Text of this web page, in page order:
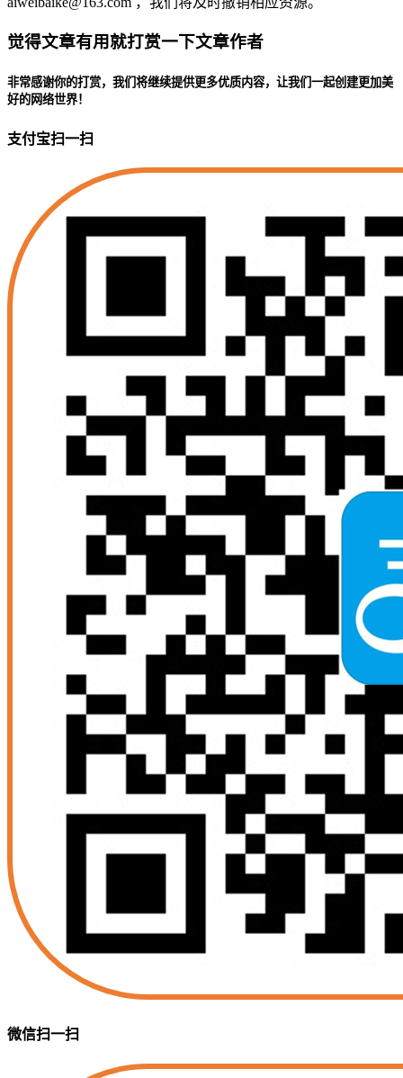
觉得文章有用就打赏一下文章作者
非常感谢你的打赏，我们将继续提供更多优质内容，让我们一起创建更加美
好的网络世界！
支付宝扫一扫
微信扫一扫